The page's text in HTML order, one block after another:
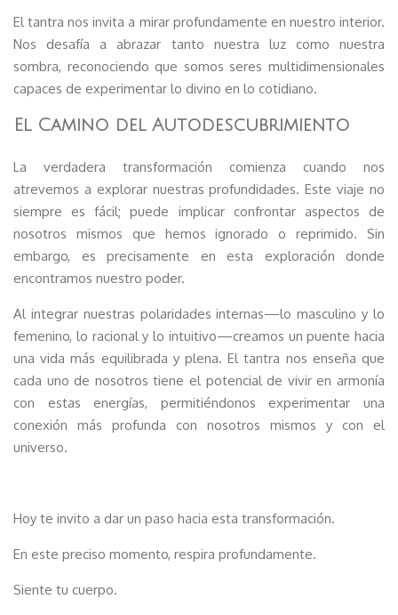
El tantra nos invita a mirar profundamente en nuestro interior.
Nos desafía a abrazar tanto nuestra luz como nuestra
sombra, reconociendo que somos seres multidimensionales
capaces de experimentar lo divino en lo cotidiano.
El Camino del Autodescubrimiento
La verdadera transformación comienza cuando nos
atrevemos a explorar nuestras profundidades. Este viaje no
siempre es fácil; puede implicar confrontar aspectos de
nosotros mismos que hemos ignorado o reprimido. Sin
embargo, es precisamente en esta exploración donde
encontramos nuestro poder.
Al integrar nuestras polaridades internas—lo masculino y lo
femenino, lo racional y lo intuitivo—creamos un puente hacia
una vida más equilibrada y plena. El tantra nos enseña que
cada uno de nosotros tiene el potencial de vivir en armonía
con estas energías, permitiéndonos experimentar una
conexión más profunda con nosotros mismos y con el
universo.
Hoy te invito a dar un paso hacia esta transformación.
En este preciso momento, respira profundamente.
Siente tu cuerpo.